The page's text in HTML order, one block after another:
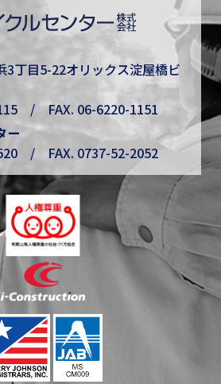
3丁目5-22オリックス淀屋橋ビ
/ FAX. 06-6220-1151
ー
/ FAX. 0737-52-2052